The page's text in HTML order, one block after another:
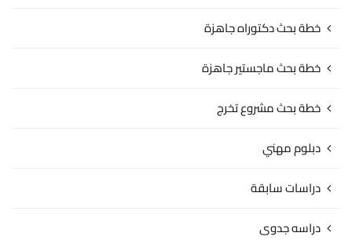
خطة بحث دكتوراه جاهزة
خطة بحث ماجستير جاهزة
خطة بحث مشروع تخرج
دبلوم مهني
دراسات سابقة
دراسه جدوى